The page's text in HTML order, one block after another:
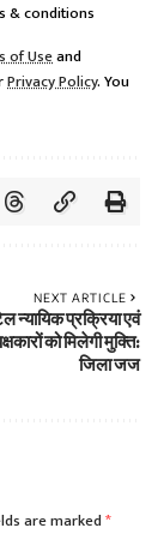
& conditions
of Useand
Privacy Policy. You
NEXT ARTICLE
न्यायिक प्रक्रिया एवं
को मिलेगी मुक्ति:
जिला जज
are marked*